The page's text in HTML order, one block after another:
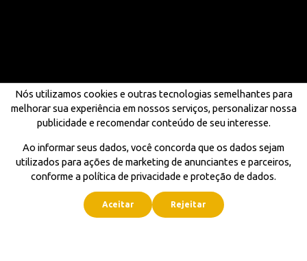
Nós utilizamos cookies e outras tecnologias semelhantes para
melhorar sua experiência em nossos serviços, personalizar nossa
publicidade e recomendar conteúdo de seu interesse.
Ao informar seus dados, você concorda que os dados sejam
utilizados para ações de marketing de anunciantes e parceiros,
conforme a política de privacidade e proteção de dados.
Aceitar Rejeitar